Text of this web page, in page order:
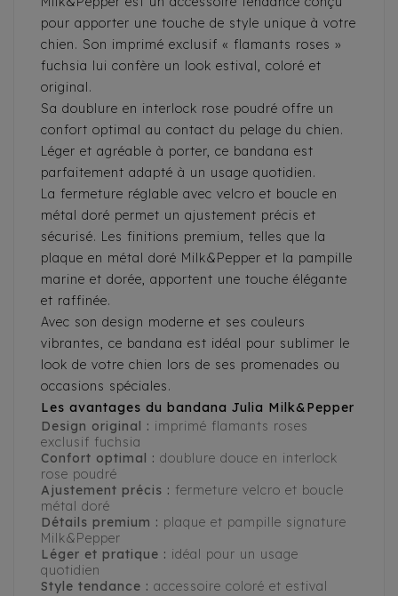
pour apporter une touche de style unique à votre
chien. Son imprimé exclusif « flamants roses »
fuchsia lui confère un look estival, coloré et
original.
Sa doublure en interlock rose poudré offre un
confort optimal au contact du pelage du chien.
Léger et agréable à porter, ce bandana est
parfaitement adapté à un usage quotidien.
La fermeture réglable avec velcro et boucle en
métal doré permet un ajustement précis et
sécurisé. Les finitions premium, telles que la
plaque en métal doré Milk&Pepper et la pampille
marine et dorée, apportent une touche élégante
et raffinée.
Avec son design moderne et ses couleurs
vibrantes, ce bandana est idéal pour sublimer le
look de votre chien lors de ses promenades ou
occasions spéciales.
Les avantages du bandana Julia Milk&Pepper
Design original : imprimé flamants roses
exclusif fuchsia
Confort optimal : doublure douce en interlock
rose poudré
Ajustement précis : fermeture velcro et boucle
métal doré
Détails premium : plaque et pampille signature
Milk&Pepper
Léger et pratique : idéal pour un usage
quotidien
Style tendance : accessoire coloré et estival